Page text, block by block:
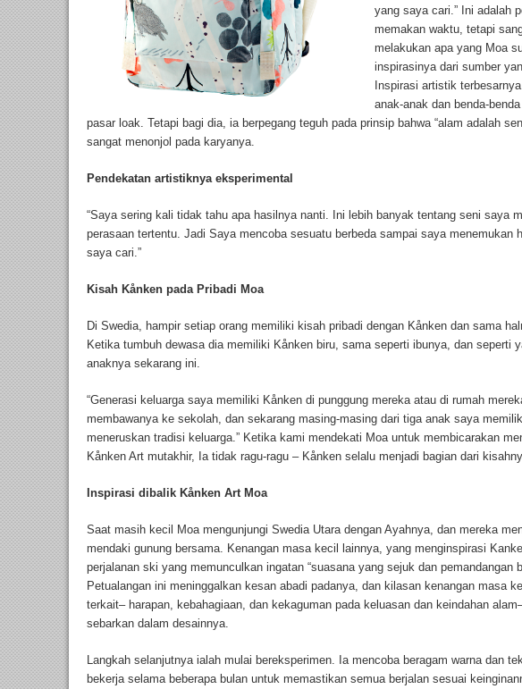
yang saya cari.” Ini adalah
memakan waktu, tetapi
melakukan apa yang Moa
inspirasinya dari sumber
Inspirasi artistik
anak-anak dan benda-
pasar loak. Tetapi bagi dia, ia berpegang teguh pada prinsip bahwa “alam adalah
sangat menonjol pada karyanya.
Pendekatan artistiknya eksperimental
“Saya sering kali tidak tahu apa hasilnya nanti. Ini lebih banyak tentang seni saya
perasaan tertentu. Jadi Saya mencoba sesuatu berbeda sampai saya menemukan
saya cari.”
Kisah Kånken pada Pribadi Moa
Di Swedia, hampir setiap orang memiliki kisah pribadi dengan Kånken dan sama
Ketika tumbuh dewasa dia memiliki Kånken biru, sama seperti ibunya, dan seperti
anaknya sekarang ini.
“Generasi keluarga saya memiliki Kånken di punggung mereka atau di rumah
membawanya ke sekolah, dan sekarang masing-masing dari tiga anak saya
meneruskan tradisi keluarga.” Ketika kami mendekati Moa untuk membicarakan
Kånken Art mutakhir, Ia tidak ragu-ragu – Kånken selalu menjadi bagian dari
Inspirasi dibalik Kånken Art Moa
Saat masih kecil Moa mengunjungi Swedia Utara dengan Ayahnya, dan mereka
mendaki gunung bersama. Kenangan masa kecil lainnya, yang menginspirasi
perjalanan ski yang memunculkan ingatan “suasana yang sejuk dan pemandangan
Petualangan ini meninggalkan kesan abadi padanya, dan kilasan kenangan masa
terkait– harapan, kebahagiaan, dan kekaguman pada keluasan dan keindahan
sebarkan dalam desainnya.
Langkah selanjutnya ialah mulai bereksperimen. Ia mencoba beragam warna dan
bekerja selama beberapa bulan untuk memastikan semua berjalan sesuai